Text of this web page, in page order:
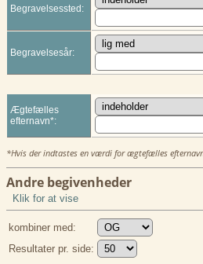
Begravelsessted:
Begravelsesår:
Ægtefælles
efternavn*:
*Hvis der indtastes en værdi for ægtefælles
Andre begivenheder
Klik for at vise
kombiner med:
Resultater pr. side: